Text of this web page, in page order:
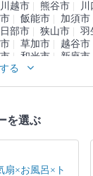
川越市 熊谷市 川
飯能市 加須市
部市 狭山市 羽
草加市 越谷市
和光市 新座市
八潮市
る
を選ぶ
扇×お風呂×ト